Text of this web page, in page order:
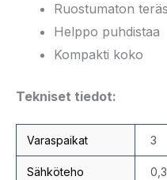
Ruostumaton teräs
Helppo puhdistaa
Kompakti koko
Tekniset tiedot:
Varaspaikat 3
Sähköteho